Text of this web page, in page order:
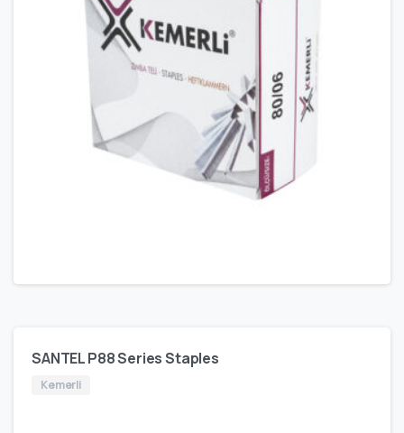
SANTEL P88 Series Staples
Kemerli